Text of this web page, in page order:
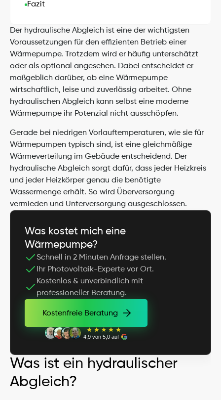
Der hydraulische Abgleich ist eine der wichtigsten
Voraussetzungen für den effizienten Betrieb einer
Wärmepumpe. Trotzdem wird er häufig unterschätzt
oder als optional angesehen. Dabei entscheidet er
maßgeblich darüber, ob eine Wärmepumpe
wirtschaftlich, leise und zuverlässig arbeitet. Ohne
hydraulischen Abgleich kann selbst eine moderne
Wärmepumpe ihr Potenzial nicht ausschöpfen.
Gerade bei niedrigen Vorlauftemperaturen, wie sie für
Wärmepumpen typisch sind, ist eine gleichmäßige
Wärmeverteilung im Gebäude entscheidend. Der
hydraulische Abgleich sorgt dafür, dass jeder Heizkreis
und jeder Heizkörper genau die benötigte
Wassermenge erhält. So wird Überversorgung
vermieden und Unterversorgung ausgeschlossen.
Was kostet mich eine
Wärmepumpe?
Schnell in 2 Minuten Anfrage stellen.
Ihr Photovoltaik-Experte vor Ort.
Kostenlos & unverbindlich mit
professioneller Beratung.
Kostenfreie Beratung
4,9 von 5,0 auf
Was ist ein hydraulischer
Abgleich?
Fazit